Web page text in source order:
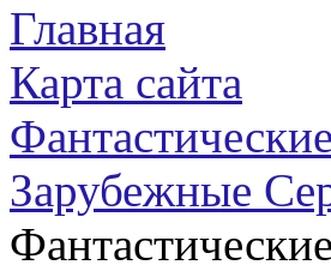
Главная
Карта сайта
Зарубежные